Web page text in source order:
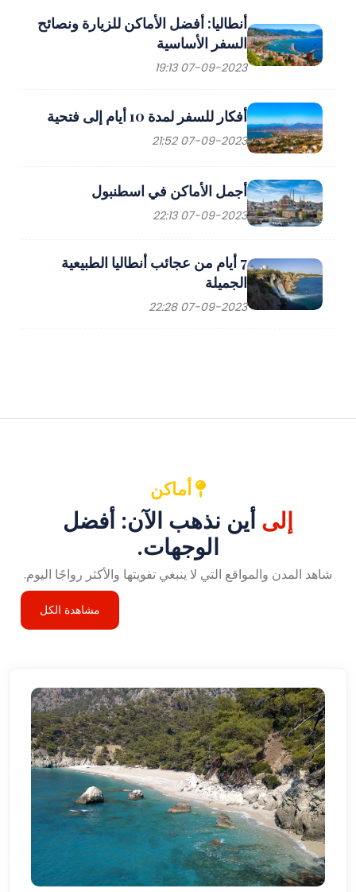
أنطاليا: أفضل الأماكن للزيارة ونصائح
السفر الأساسية
07-09-2023 19:13
أفكار للسفر لمدة 10 أيام إلى فتحية
07-09-2023 21:52
أجمل الأماكن في اسطنبول
07-09-2023 22:13
7 أيام من عجائب أنطاليا الطبيعية
الجميلة
07-09-2023 22:28
أماكن
إلى أين نذهب الآن: أفضل
الوجهات.
شاهد المدن والمواقع التي لا ينبغي تفويتها والأكثر رواجًا اليوم.
مشاهدة الكل